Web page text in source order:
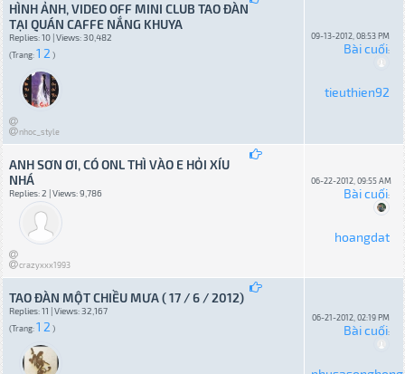
HÌNH ẢNH, VIDEO OFF MINI CLUB TAO ĐÀN
TẠI QUÁN CAFFE NẮNG KHUYA
Replies: 10 | Views: 30,482
(Trang:1 2 )
nhoc_style
09-13-2012, 08:53 PM
Bài cuối:
tieuthien92
ANH SƠN ƠI, CÓ ONL THÌ VÀO E HỎI XÍU
NHÁ
Replies: 2 | Views: 9,786
crazyxxx1993
06-22-2012, 09:55 AM
Bài cuối:
hoangdat
TAO ĐÀN MỘT CHIỀU MƯA ( 17 / 6 / 2012)
Replies: 11 | Views: 32,167
(Trang:1 2 )
06-21-2012, 02:19 PM
Bài cuối: